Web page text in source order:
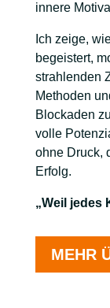
innere
Ich zeige,
begeistert,
strahlenden
Methoden
Blockaden
volle
ohne Druck,
Erfolg.
„Weil jedes
MEHR